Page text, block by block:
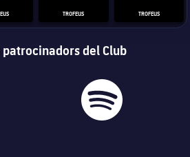
TROFEUS TROFEUS
del Club